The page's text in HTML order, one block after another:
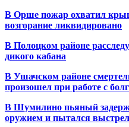
В Орше пожар охватил
возгорание ликвидировано
В Полоцком районе
дикого кабана
В Ушачском районе
произошел при работе с
В Шумилино пьяный
оружием и пытался